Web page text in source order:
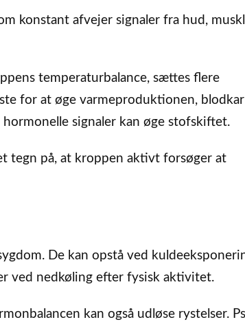
konstant afvejer signaler fra hud,
temperaturbalance, sættes flere
for at øge varmeproduktionen,
signaler kan øge stofskiftet.
tegn på, at kroppen aktivt forsøger at
De kan opstå ved
ved nedkøling efter fysisk aktivitet.
kan også udløse rystelser.